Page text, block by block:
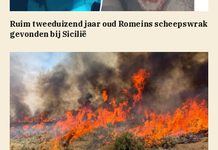
Ruim tweeduizend jaar oud Romeins scheepswrak
gevonden bij Sicilië